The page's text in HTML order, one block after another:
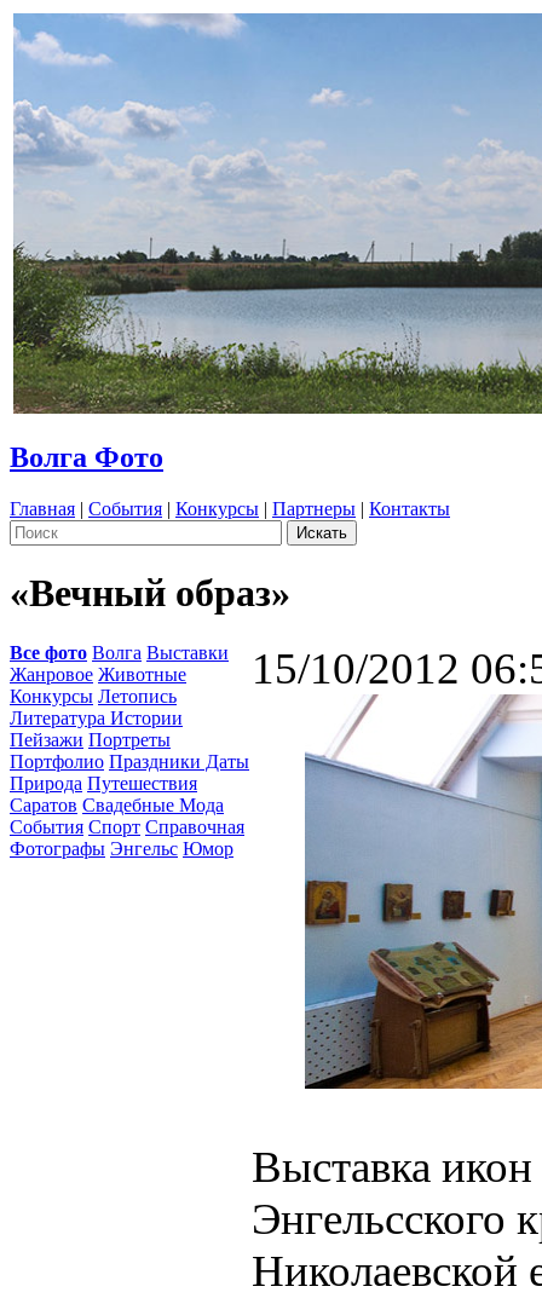
Волга Фото
Главная | События | Конкурсы | Партнеры | Контакты
«Вечный образ»
Все фото Волга Выставки
Жанровое Животные
Конкурсы Летопись
Литература Истории
Пейзажи Портреты
Портфолио Праздники Даты
Природа Путешествия
Саратов Свадебные Мода
События Спорт Справочная
Фотографы Энгельс Юмор
15/10/2012
Выставка
Энгельсского
Николаевской